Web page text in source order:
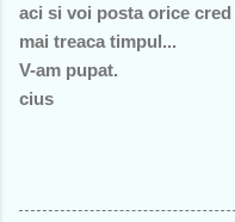
aci si voi posta orice
mai treaca timpul...
V-am pupat.
cius